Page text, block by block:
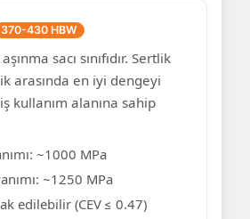
370-430 HBW
sacı sınıfıdır. Sertlik
arasında en iyi dengeyi
kullanım alanına sahip
~1000 MPa
~1250 MPa
edilebilir (CEV ≤ 0.47)